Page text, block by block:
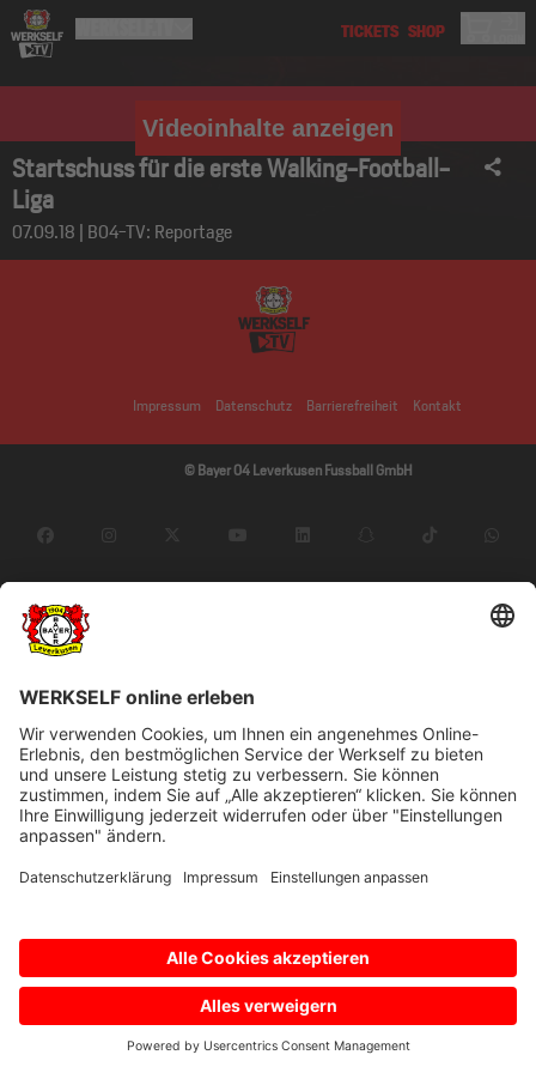
Videoinhalte anzeigen
Startschuss für die erste Walking-Football-
Liga
07.09.18 | B04-TV: Reportage
Impressum Datenschutz Barrierefreiheit Kontakt
© Bayer 04 Leverkusen Fussball GmbH